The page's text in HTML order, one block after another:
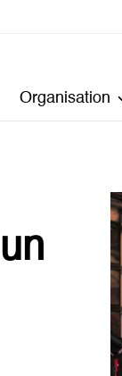
Organisation